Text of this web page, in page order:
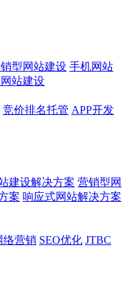
型网站建设 手机网站
站建设
竞价排名托管 APP开发
建设解决方案 营销型网
案 响应式网站解决方案
络营销 SEO优化 JTBC